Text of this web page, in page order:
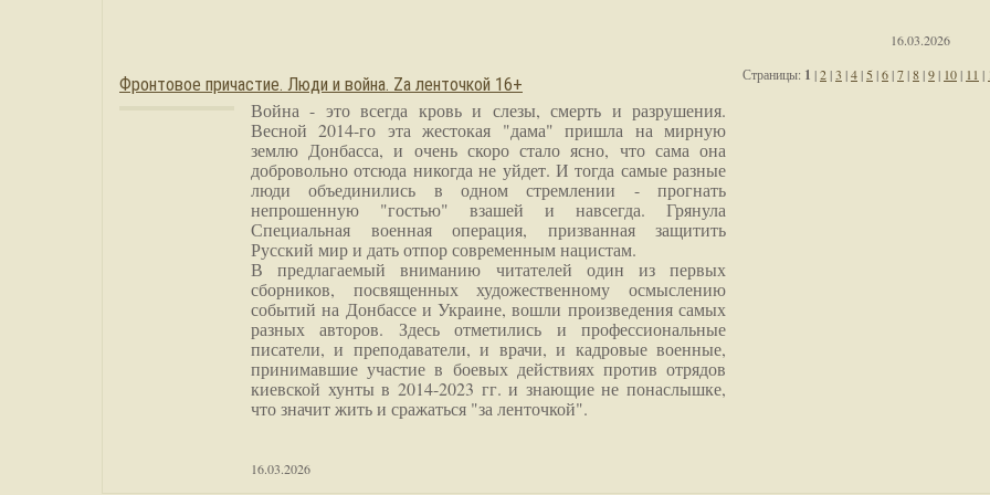
16.03.2026
Фронтовое причастие. Люди и война. Zа ленточкой 16+
Война - это всегда кровь и слезы, смерть и разрушения.
Весной 2014-го эта жестокая "дама" пришла на мирную
землю Донбасса, и очень скоро стало ясно, что сама она
добровольно отсюда никогда не уйдет. И тогда самые разные
люди объединились в одном стремлении - прогнать
непрошенную "гостью" взашей и навсегда. Грянула
Специальная военная операция, призванная защитить
Русский мир и дать отпор современным нацистам.
В предлагаемый вниманию читателей один из первых
сборников, посвященных художественному осмыслению
событий на Донбассе и Украине, вошли произведения самых
разных авторов. Здесь отметились и профессиональные
писатели, и преподаватели, и врачи, и кадровые военные,
принимавшие участие в боевых действиях против отрядов
киевской хунты в 2014-2023 гг. и знающие не понаслышке,
что значит жить и сражаться "за ленточкой".
16.03.2026
Страницы: 1 |2|3 |4| 5 |6|7|8|9| 10| 11 |